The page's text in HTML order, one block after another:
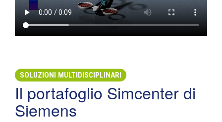
SOLUZIONI MULTIDISCIPLINARI
Il portafoglio Simcenter di
Siemens